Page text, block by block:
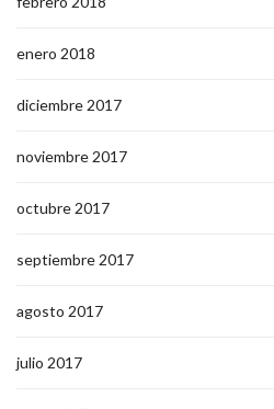
enero 2018
diciembre 2017
noviembre 2017
octubre 2017
septiembre 2017
agosto 2017
julio 2017